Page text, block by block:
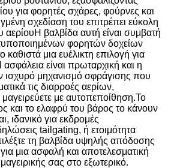
για φορητές σχάρες, φούρνες και
σχεδίαση του επιτρέπει εύκολη
αερίουΗ βαλβίδα αυτή είναι συμβατή
φορητών δοχείων
καθιστά μια ευέλικτη επιλογή για
είναι πρωταρχική και η
ισχυρό μηχανισμό σφράγισης που
τις διαρροές αερίων,
με αυτοπεποίθηση.Το
και το ελαφρύ του βάρος το κάνουν
ιδανικό για εκδρομές
tailgating, ή ετοιμότητα
τη βαλβίδα υψηλής απόδοσης
μια ασφαλή και αποτελεσματική
σας στο εξωτερικό.